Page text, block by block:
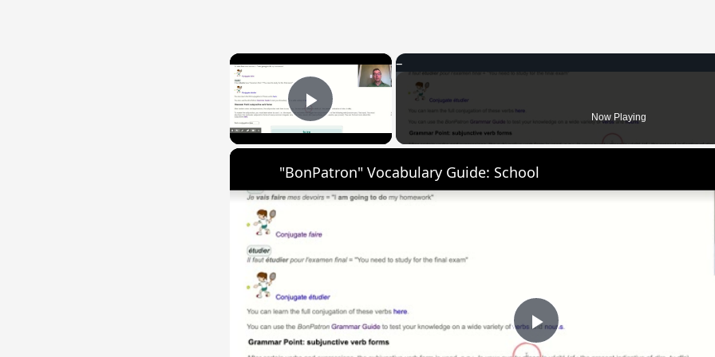
×
Play Video Now Playing
Play
"BonPatron" Vocabulary Guide: School